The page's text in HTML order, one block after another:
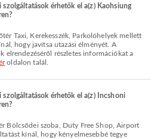
érhetők el a(z) Kaohsiung
hogy javítsa utazási élményét. A
elrendezéséről részletes információkat a
oldalon talál.
érhetők el a(z) Incshoni
kínál, hogy kényelmesebbé tegye